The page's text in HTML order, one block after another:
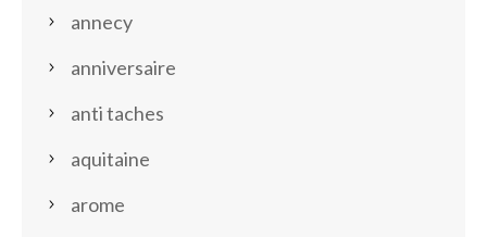
annecy
anniversaire
anti taches
aquitaine
arome